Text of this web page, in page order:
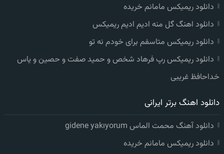
دانلود ریمیکس مامانم خریده
دانلود اهنگ گل منه ادیم ادیم ریمیکس
دانلود ریمیکس متاسفم برای خودم نه تو
دانلود ریمیکس رپ فرهاد شخص و حمید صفت و حصین و یاس
خداحافظ غریبی
دانلود اهنگ برتر ایرانی
دانلود آهنگ محمت الماس gidene yakıyorum
دانلود ریمیکس مامانم خریده